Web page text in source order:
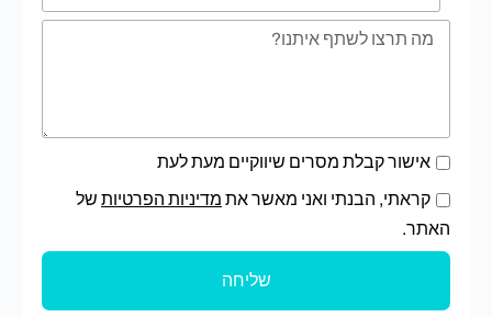
אישור קבלת מסרים שיווקיים מעת לעת
קראתי, הבנתי ואני מאשר את מדיניות הפרטיות של
האתר.
שליחה